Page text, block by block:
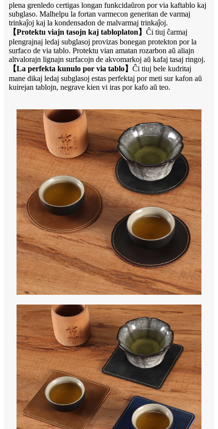
plena grenledo certigas longan funkcidaŭron por via kaftablo kaj
subglaso. Malhelpu la fortan varmecon generitan de varmaj
trinkaĵoj kaj la kondensadon de malvarmaj trinkaĵoj.
【Protektu viajn tasojn kaj tabloplaton】 Ĉi tiuj ĉarmaj
plengrajnaj ledaj subglasoj provizas bonegan protekton por la
surfaco de via tablo. Protektu vian amatan rozarbon aŭ aliajn
altvalorajn lignajn surfacojn de akvomarkoj aŭ kafaj tasaj ringoj.
【La perfekta kunulo por via tablo】 Ĉi tiuj bele kudritaj
mane dikaj ledaj subglasoj estas perfektaj por meti sur kafon aŭ
kuirejan tablojn, negrave kien vi iras por kafo aŭ teo.